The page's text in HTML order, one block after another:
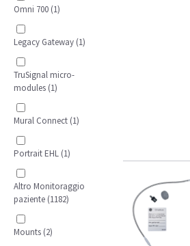
Omni 700 (1)
Legacy Gateway (1)
TruSignal micro-
modules (1)
Mural Connect (1)
Portrait EHL (1)
Altro Monitoraggio
paziente (1182)
Mounts (2)